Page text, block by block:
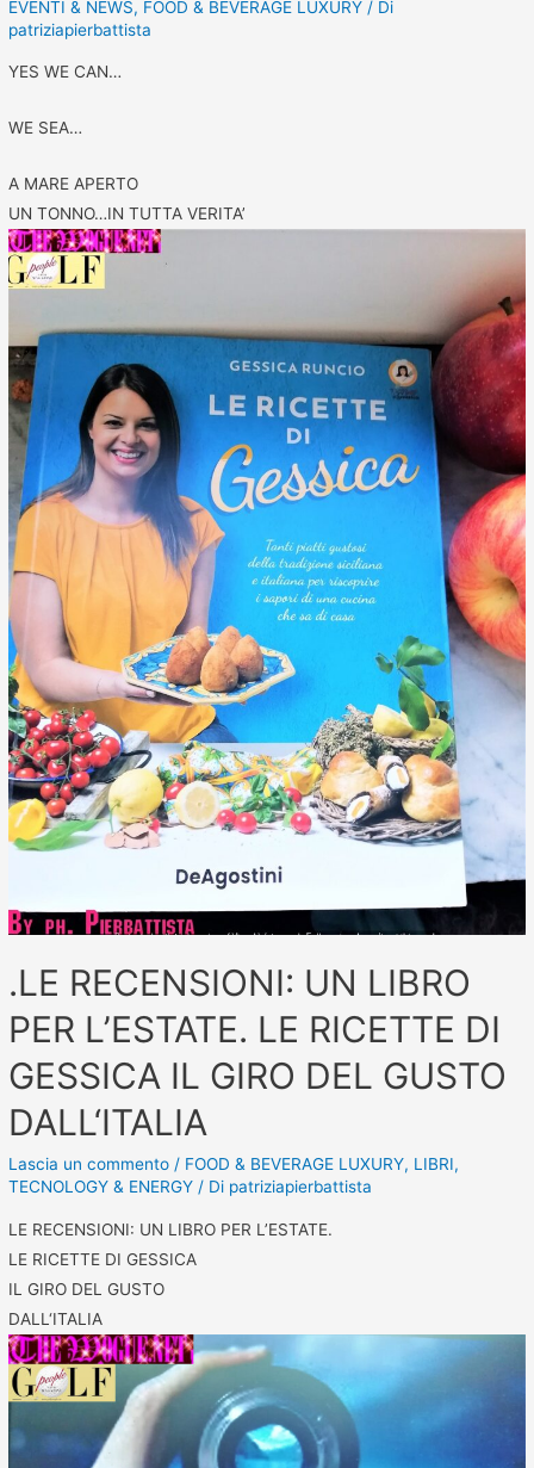
EVENTI & NEWS, FOOD & BEVERAGE LUXURY / Di
patriziapierbattista
YES WE CAN…
WE SEA…
A MARE APERTO
UN TONNO…IN TUTTA VERITA’
.LE RECENSIONI: UN LIBRO
PER L’ESTATE. LE RICETTE DI
GESSICA IL GIRO DEL GUSTO
DALL‘ITALIA
Lascia un commento / FOOD & BEVERAGE LUXURY, LIBRI,
TECNOLOGY & ENERGY / Di patriziapierbattista
LE RECENSIONI: UN LIBRO PER L’ESTATE.
LE RICETTE DI GESSICA
IL GIRO DEL GUSTO
DALL‘ITALIA